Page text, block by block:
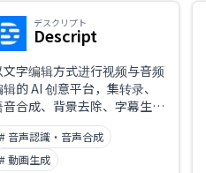
デスクリプト
Descript
文字编辑方式进行视频与音频
的 AI 创意平台，集转录、
音合成、背景去除、字幕生成
多项功能于一体，加速内容制
。
# 音声認識・音声合成
# 動画生成